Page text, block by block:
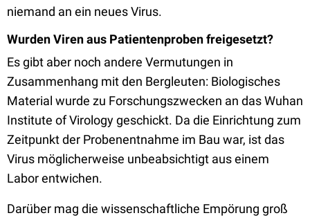
niemand an ein neues Virus.
Wurden Viren aus Patientenproben freigesetzt?
Es gibt aber noch andere Vermutungen in
Zusammenhang mit den Bergleuten: Biologisches
Material wurde zu Forschungszwecken an das Wuhan
Institute of Virology geschickt. Da die Einrichtung zum
Zeitpunkt der Probenentnahme im Bau war, ist das
Virus möglicherweise unbeabsichtigt aus einem
Labor entwichen.
Darüber mag die wissenschaftliche Empörung groß